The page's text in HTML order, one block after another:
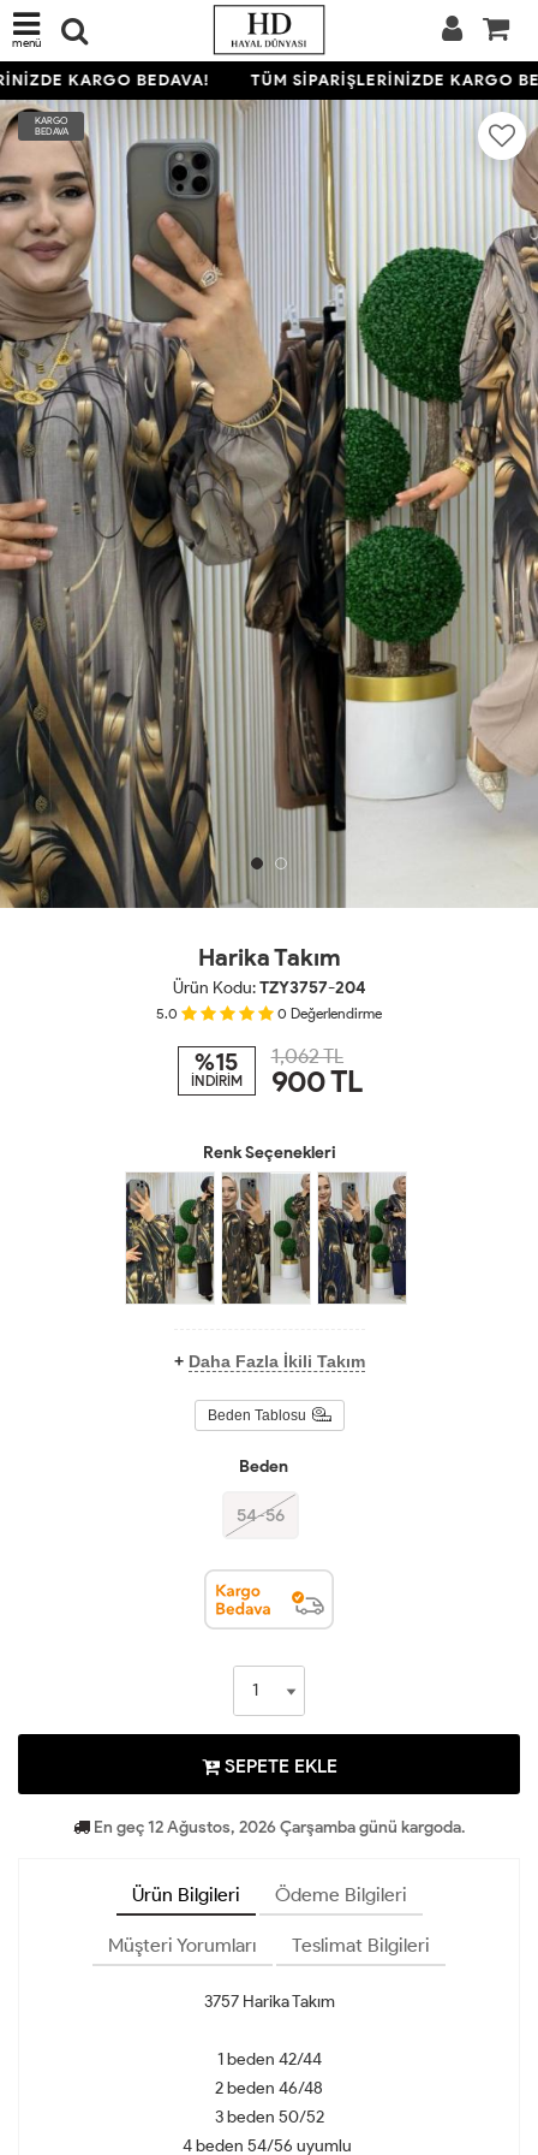
menü
KARGO BEDAVA! TÜM SİPARİŞLERİNİZDE KARGO
KARGO
BEDAVA
Harika Takım
Ürün Kodu:TZY3757-204
5.0 0 Değerlendirme
%15
İNDİRİM
1,062 TL
900TL
Renk Seçenekleri
+ Daha Fazla İkili Takım
Beden Tablosu
Beden
54-56
SEPETE EKLE
En geç 12 Ağustos, 2026 Çarşamba günü kargoda.
Ürün Bilgileri Ödeme Bilgileri
Müşteri Yorumları Teslimat Bilgileri
3757 Harika Takım
1 beden 42/44
2 beden 46/48
3 beden 50/52
4 beden 54/56 uyumlu